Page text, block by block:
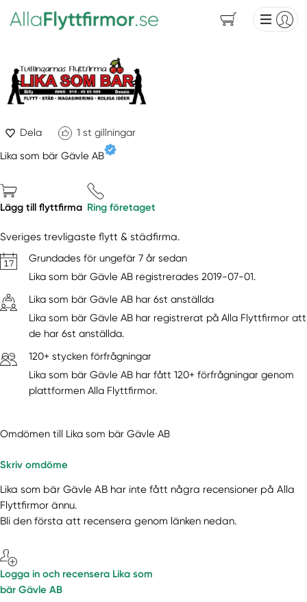
Dela 1 st gillningar
Lika som bär Gävle AB
Lägg till flyttfirma Ring företaget
Sveriges trevligaste flytt & städfirma.
Grundades för ungefär 7 år sedan
Lika som bär Gävle AB registrerades 2019-07-01.
Lika som bär Gävle AB har 6st anställda
Lika som bär Gävle AB har registrerat på Alla Flyttfirmor att
de har 6st anställda.
120+ stycken förfrågningar
Lika som bär Gävle AB har fått 120+ förfrågningar genom
plattformen Alla Flyttfirmor.
Omdömen till Lika som bär Gävle AB
Skriv omdöme
Lika som bär Gävle AB har inte fått några recensioner på Alla
Flyttfirmor ännu.
Bli den första att recensera genom länken nedan.
Logga in och recensera Lika som
bär Gävle AB